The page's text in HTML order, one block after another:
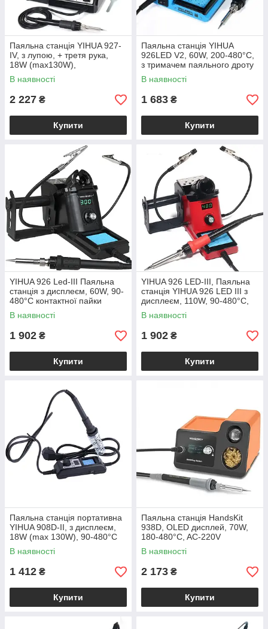
Паяльна станція YIHUA 927-
IV, з лупою, + третя рука,
18W (max130W),
комбінована паяльна станція
В наявності
2 227 ₴
Купити
Паяльна станція YIHUA
926LED V2, 60W, 200-480°C,
з тримачем паяльного дроту
В наявності
1 683 ₴
Купити
YIHUA 926 Led-III Паяльна
станція з дисплеєм, 60W, 90-
480°C контактної пайки
компонентів мікросхем і
проводів
В наявності
1 902 ₴
Купити
YIHUA 926 LED-III, Паяльна
станція YIHUA 926 LED III з
дисплеєм, 110W, 90-480°C,
червона
В наявності
1 902 ₴
Купити
Паяльна станція портативна
YIHUA 908D-II, з дисплеєм,
18W (max 130W), 90-480°C
В наявності
1 412 ₴
Купити
Паяльна станція HandsKit
938D, OLED дисплей, 70W,
180-480°C, AC-220V
В наявності
2 173 ₴
Купити